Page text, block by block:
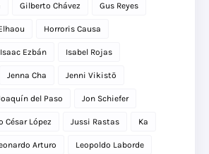
Gilberto Chávez Gus Reyes
Horroris Causa
Isaac Ezbán Isabel Rojas
Jenna Cha Jenni Vikistö
del Paso Jon Schiefer
César López Jussi Rastas Ka
Arturo Leopoldo Laborde